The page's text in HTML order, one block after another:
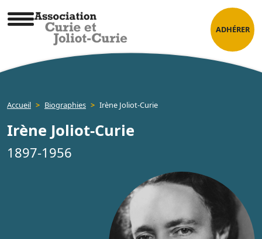
to
Association Curie et Joliot-Curie
ADHÉRER
Accueil > Biographies > Irène Joliot-Curie
Irène Joliot-Curie
1897-1956